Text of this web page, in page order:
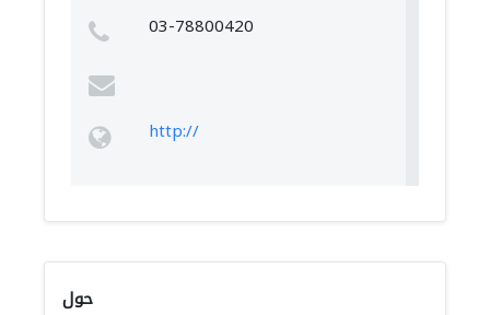
03-78800420
http://
حول